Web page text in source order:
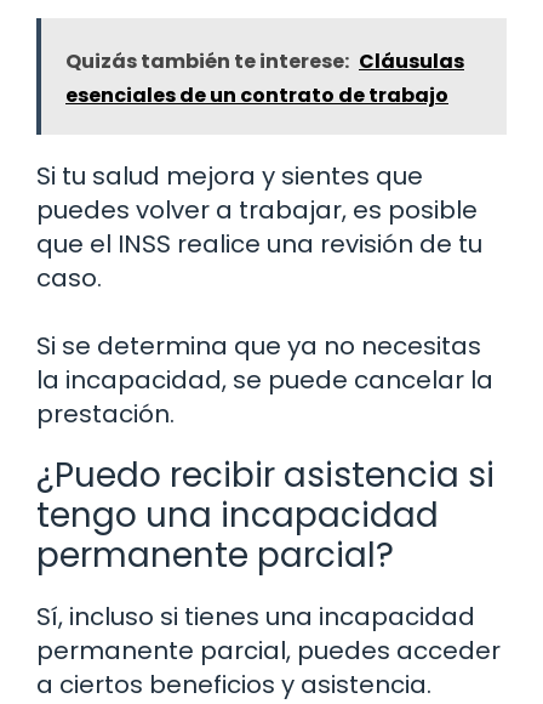
Quizás también te interese: Cláusulas
esenciales de un contrato de trabajo
Si tu salud mejora y sientes que
puedes volver a trabajar, es posible
que el INSS realice una revisión de tu
caso.
Si se determina que ya no necesitas
la incapacidad, se puede cancelar la
prestación.
¿Puedo recibir asistencia si
tengo una incapacidad
permanente parcial?
Sí, incluso si tienes una incapacidad
permanente parcial, puedes acceder
a ciertos beneficios y asistencia.